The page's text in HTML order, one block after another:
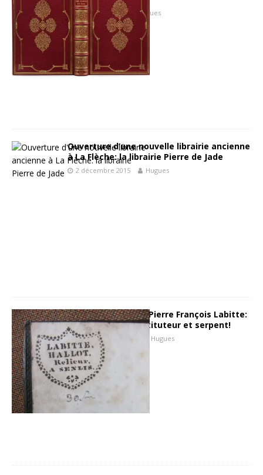
27 janvier 2016 Hugues
Ouverture d’une nouvelle librairie ancienne
à La Flèche: la librairie Pierre de Jade
2 décembre 2015 Hugues
Portrait de relieur, Pierre François Labitte:
relieur, libraire, instituteur et serpent!
15 septembre 2015 Hugues